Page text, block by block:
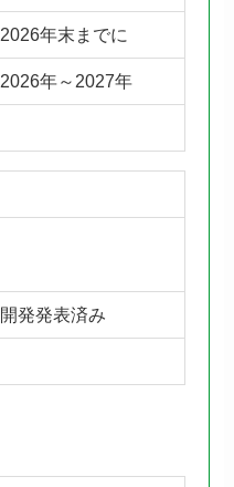
2026年末までに
2026年～2027年
開発発表済み